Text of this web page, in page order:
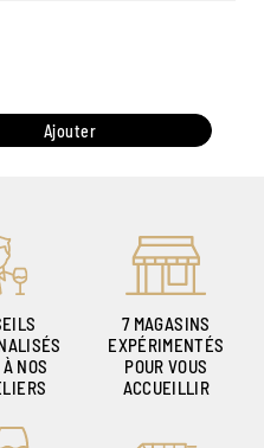
Ajouter
NOS
7 MAGASINS
EXPÉRIMENTÉS
POUR VOUS
ACCUEILLIR